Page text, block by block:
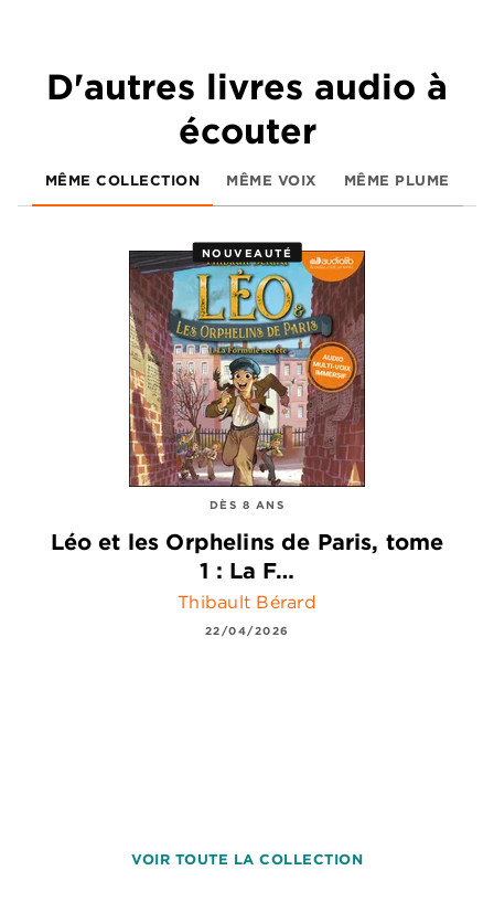
D'autres livres audio à
écouter
MÊME COLLECTION MÊME VOIX MÊME PLUME
NOUVEAUTÉ
DÈS 8 ANS
Léo et les Orphelins de Paris, tome
1 : La F…
Thibault Bérard
22/04/2026
VOIR TOUTE LA COLLECTION